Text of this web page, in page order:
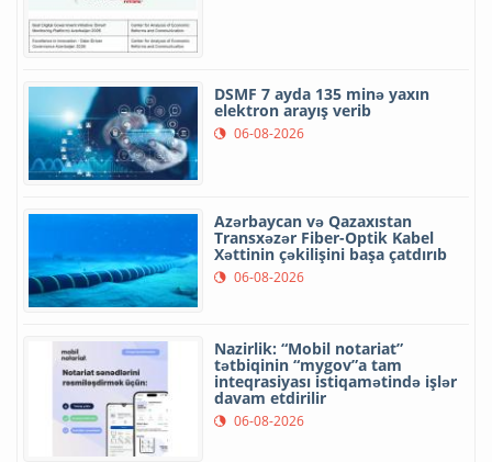
DSMF 7 ayda 135 minə yaxın
elektron arayış verib
06-08-2026
Azərbaycan və Qazaxıstan
Transxəzər Fiber-Optik Kabel
Xəttinin çəkilişini başa çatdırıb
06-08-2026
Nazirlik: “Mobil notariat”
tətbiqinin “mygov”a tam
inteqrasiyası istiqamətində işlər
davam etdirilir
06-08-2026